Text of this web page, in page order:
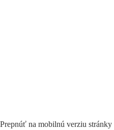
Prepnúť na mobilnú verziu stránky